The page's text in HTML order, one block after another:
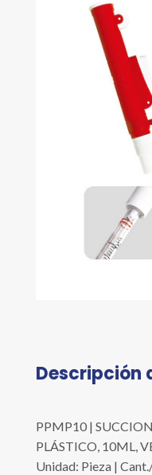
Descripción
PPMP10 |
PLÁSTICO, 10ML,
Unidad: Pieza |